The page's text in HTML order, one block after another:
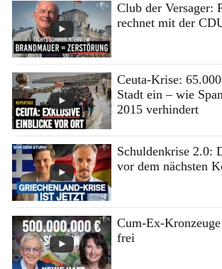
Club der Versager:
rechnet mit der
Ceuta-Krise:
Stadt ein – wie
2015 verhindert
Schuldenkrise 2.0:
vor dem nächsten
Cum-Ex-
frei